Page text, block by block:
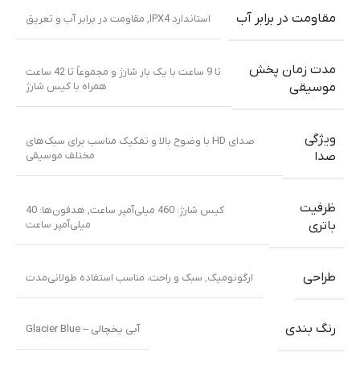
مقاومت در برابر آب استاندارد IPX4 , مقاومت در برابر آب و تعریق
مدت زمان پخش
موسیقی
تا 9 ساعت با یک بار شارژ و مجموعاً تا 42 ساعت
همراه با کیس شارژ
ویژگی
صدا
صدای HD با وضوح بالا و تفکیک مناسب برای سبک‌های
مختلف موسیقی
ظرفیت
باتری
کیس شارژ: 460 میلی‌آمپر ساعت ,
هدفون‌ها: 40
میلی‌آمپر ساعت
طراحی ارگونومیک٬ سبک و راحت، مناسب استفاده طولانی‌مدت
رنگ بندی آبی یخچالی – Glacier Blue